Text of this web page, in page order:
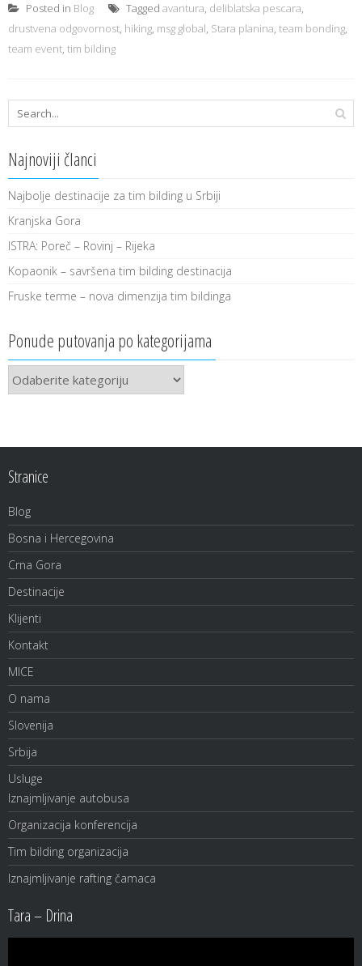
Posted in Blog Tagged avantura, deliblatska pescara,
drustvena odgovornost, hiking, msg global, Stara planina, team bonding,
team event, tim bilding
Najnoviji članci
Najbolje destinacije za tim bilding u Srbiji
Kranjska Gora
ISTRA: Poreč – Rovinj – Rijeka
Kopaonik – savršena tim bilding destinacija
Fruske terme – nova dimenzija tim bildinga
Ponude putovanja po kategorijama
Ponude
putovanja
Stranice
Blog
Bosna i Hercegovina
Crna Gora
Destinacije
Klijenti
Kontakt
MICE
O nama
Slovenija
Srbija
Usluge
Iznajmljivanje autobusa
Organizacija konferencija
Tim bilding organizacija
Iznajmljivanje rafting čamaca
Tara – Drina